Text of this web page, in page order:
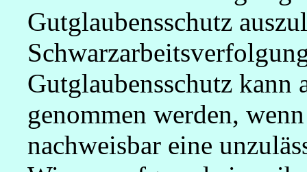
Gutglaubensschutz
Gutglaubensschutz
genommen werden,
nachweisbar eine